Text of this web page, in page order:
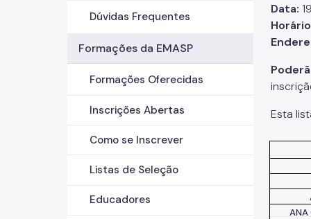
Dúvidas Frequentes
Formações da EMASP
Formações Oferecidas
Inscrições Abertas
Como se Inscrever
Listas de Seleção
Educadores
Data:
Esta
ANA